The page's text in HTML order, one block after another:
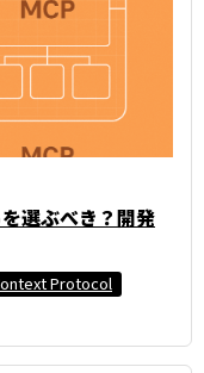
選ぶべき？開発
Protocol